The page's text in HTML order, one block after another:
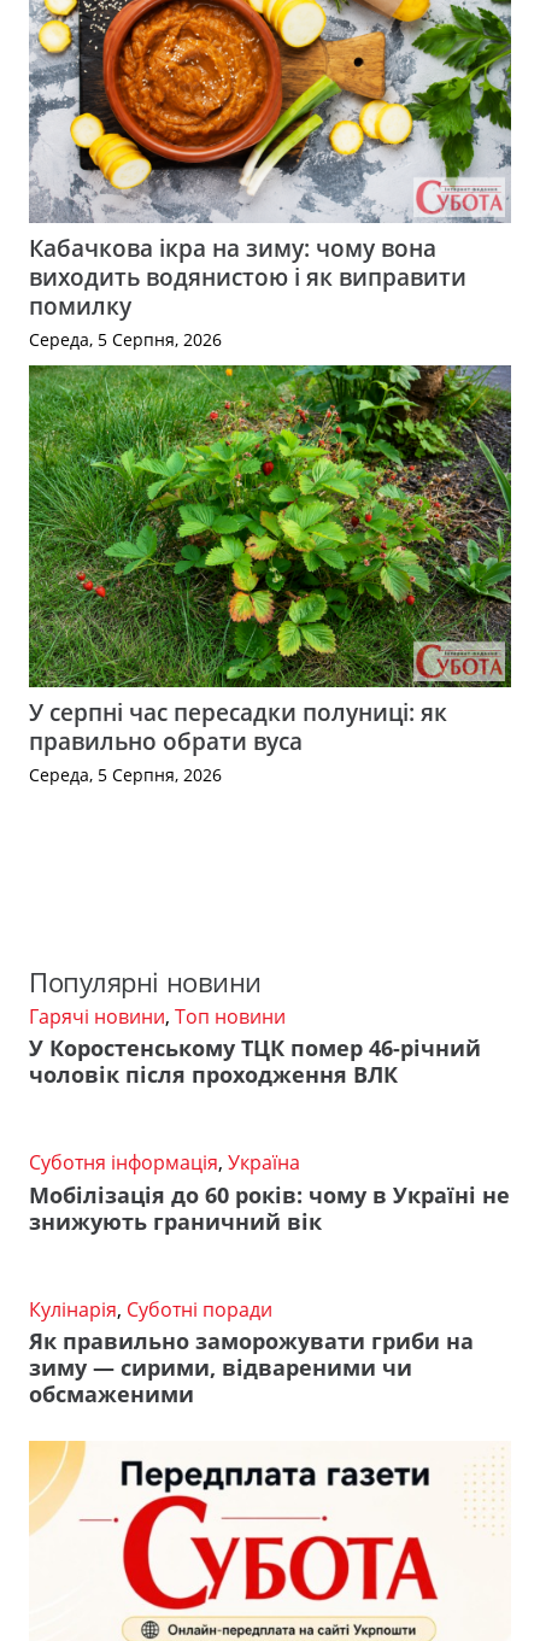
Кабачкова ікра на зиму: чому вона
виходить водянистою і як виправити
помилку
Середа, 5 Серпня, 2026
У серпні час пересадки полуниці: як
правильно обрати вуса
Середа, 5 Серпня, 2026
Популярні новини
Гарячі новини, Топ новини
У Коростенському ТЦК помер 46-річний
чоловік після проходження ВЛК
Суботня інформація, Україна
Мобілізація до 60 років: чому в Україні не
знижують граничний вік
Кулінарія, Суботні поради
Як правильно заморожувати гриби на
зиму — сирими, відвареними чи
обсмаженими